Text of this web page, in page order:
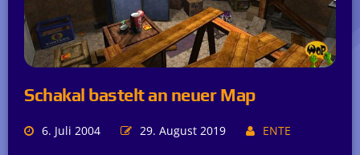
Schakal bastelt an neuer Map
6. Juli 2004 29. August 2019 ENTE